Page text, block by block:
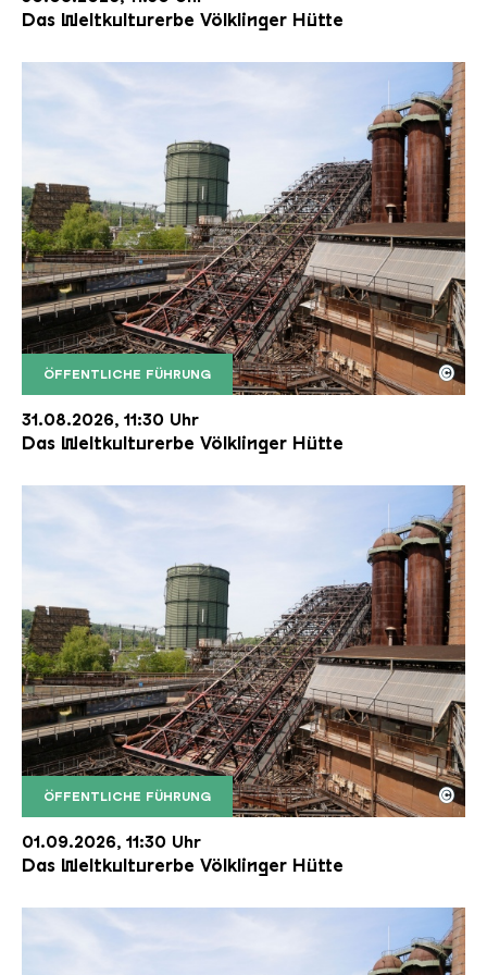
Das Weltkulturerbe Völklinger Hütte
ÖFFENTLICHE FÜHRUNG
Der Erzschrägaufzug der Völklinger Hütte mit
Copyright: Weltkulturerbe Völklinger Hütte | Karl
©
31.08.2026, 11:30 Uhr
Das Weltkulturerbe Völklinger Hütte
ÖFFENTLICHE FÜHRUNG
Der Erzschrägaufzug der Völklinger Hütte mit
Copyright: Weltkulturerbe Völklinger Hütte | Karl
©
01.09.2026, 11:30 Uhr
Das Weltkulturerbe Völklinger Hütte